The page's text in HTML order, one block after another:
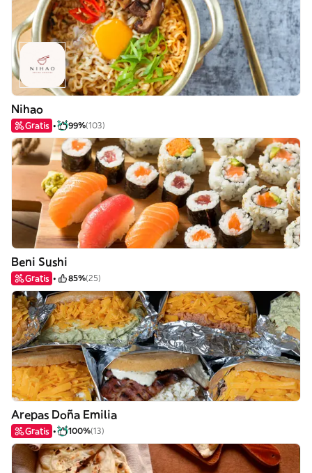
Nihao
Gratis 99%(103)
Beni Sushi
Gratis 85%(25)
Arepas Doña Emilia
Gratis 100%(13)